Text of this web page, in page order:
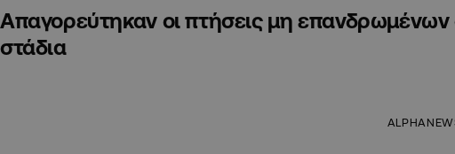
Απαγορεύτηκαν οι πτήσεις μη
στάδια